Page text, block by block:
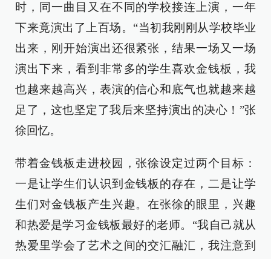
时，同一曲目又在不同的学校接连上演，一年
下来竟演出了上百场。“当初我刚刚从学校毕业
出来，刚开始演出还很紧张，结果一场又一场
演出下来，看到非常多的学生喜欢金钱板，我
也越来越高兴，表演的信心和底气也就越来越
足了，这也坚定了我后来坚持演出的决心！”张
徐回忆。
带着金钱板走进校园，张徐设定过两个目标：
一是让学生们认识到金钱板的存在，二是让学
生们对金钱板产生兴趣。在张徐的眼里，兴趣
和热爱是学习金钱板最好的老师。“我自己就从
热爱里学会了艺术之间的交汇融汇，我注意到